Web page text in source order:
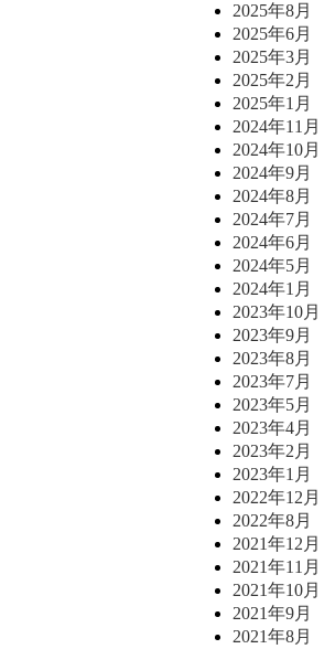
2025年8月
2025年6月
2025年3月
2025年2月
2025年1月
2024年11月
2024年10月
2024年9月
2024年8月
2024年7月
2024年6月
2024年5月
2024年1月
2023年10月
2023年9月
2023年8月
2023年7月
2023年5月
2023年4月
2023年2月
2023年1月
2022年12月
2022年8月
2021年12月
2021年11月
2021年10月
2021年9月
2021年8月